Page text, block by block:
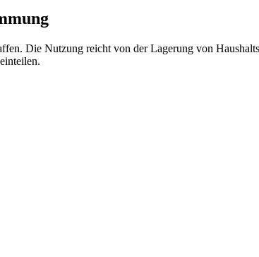
Die Nutzung reicht von der Lagerung von